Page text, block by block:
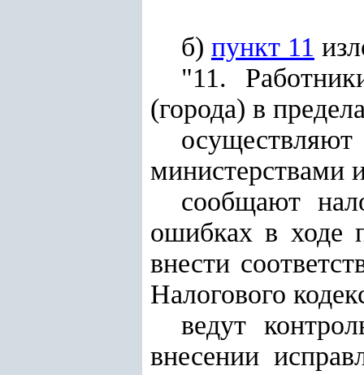
б) пункт 11
"11.
(города) в
министерствами
сообщают
ошибках в ходе
внести
Налогового
ведут
внесении